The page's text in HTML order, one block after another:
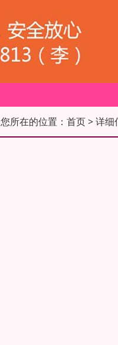
您所在的位置： 首页> 详细